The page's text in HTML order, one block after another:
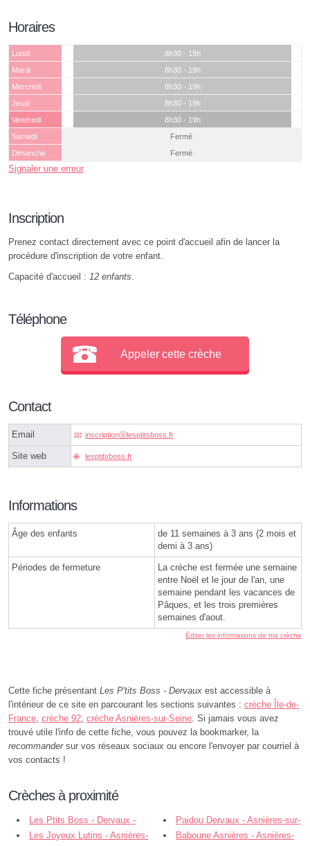
Horaires
Lundi
8h30 - 19h
Mardi
8h30 - 19h
Mercredi
8h30 - 19h
Jeudi
8h30 - 19h
Vendredi
8h30 - 19h
Samedi
Fermé
Dimanche
Fermé
Signaler une erreur
Inscription
Prenez contact directement avec ce point d'accueil afin de lancer la
procédure d'inscription de votre enfant.
Capacité d'accueil : 12 enfants.
Téléphone
Appeler cette crèche
Contact
Email inscriptionⓐlesptitsboss.fr
Site web lesptitsboss.fr
Informations
Âge des enfants
de 11 semaines à 3 ans (2 mois et
demi à 3 ans)
Périodes de fermeture
La crèche est fermée une semaine
entre Noël et le jour de l'an, une
semaine pendant les vacances de
Pâques, et les trois premières
semaines d'aout.
Éditer les informations de ma crèche
Cette fiche présentant Les P'tits Boss - Dervaux est accessible à
l'intérieur de ce site en parcourant les sections suivantes : crèche Île-de-
France, crèche 92, crèche Asnières-sur-Seine. Si jamais vous avez
trouvé utile l'info de cette fiche, vous pouvez la bookmarker, la
recommandersur vos réseaux sociaux ou encore l'envoyer par courriel à
vos contacts !
Crèches à proximité
Les Ptits Boss - Dervaux -
Asnières-sur-Seine
Paidou Dervaux - Asnières-sur-
Seine
Les Joyeux Lutins - Asnières-
Baboune Asnières - Asnières-